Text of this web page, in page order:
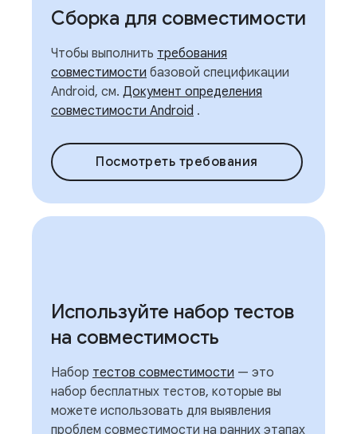
Сборка для совместимости
Чтобы выполнить требования
совместимости базовой спецификации
Android, см. Документ определения
совместимости Android .
Посмотреть требования
Используйте набор тестов
на совместимость
Набор тестов совместимости — это
набор бесплатных тестов, которые вы
можете использовать для выявления
проблем совместимости на ранних этапах